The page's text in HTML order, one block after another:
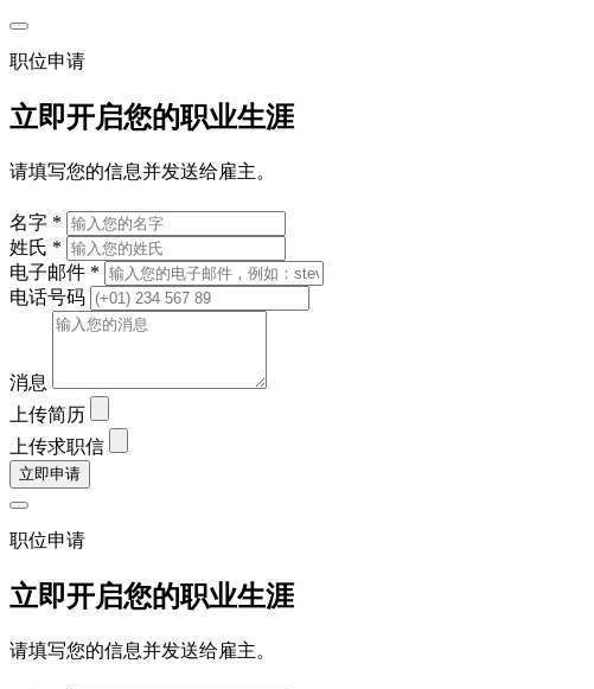
职位申请
立即开启您的职业生涯
请填写您的信息并发送给雇主。
名字 *
姓氏 *
电子邮件 *
电话号码
消息
上传简历
上传求职信
立即申请
职位申请
立即开启您的职业生涯
请填写您的信息并发送给雇主。